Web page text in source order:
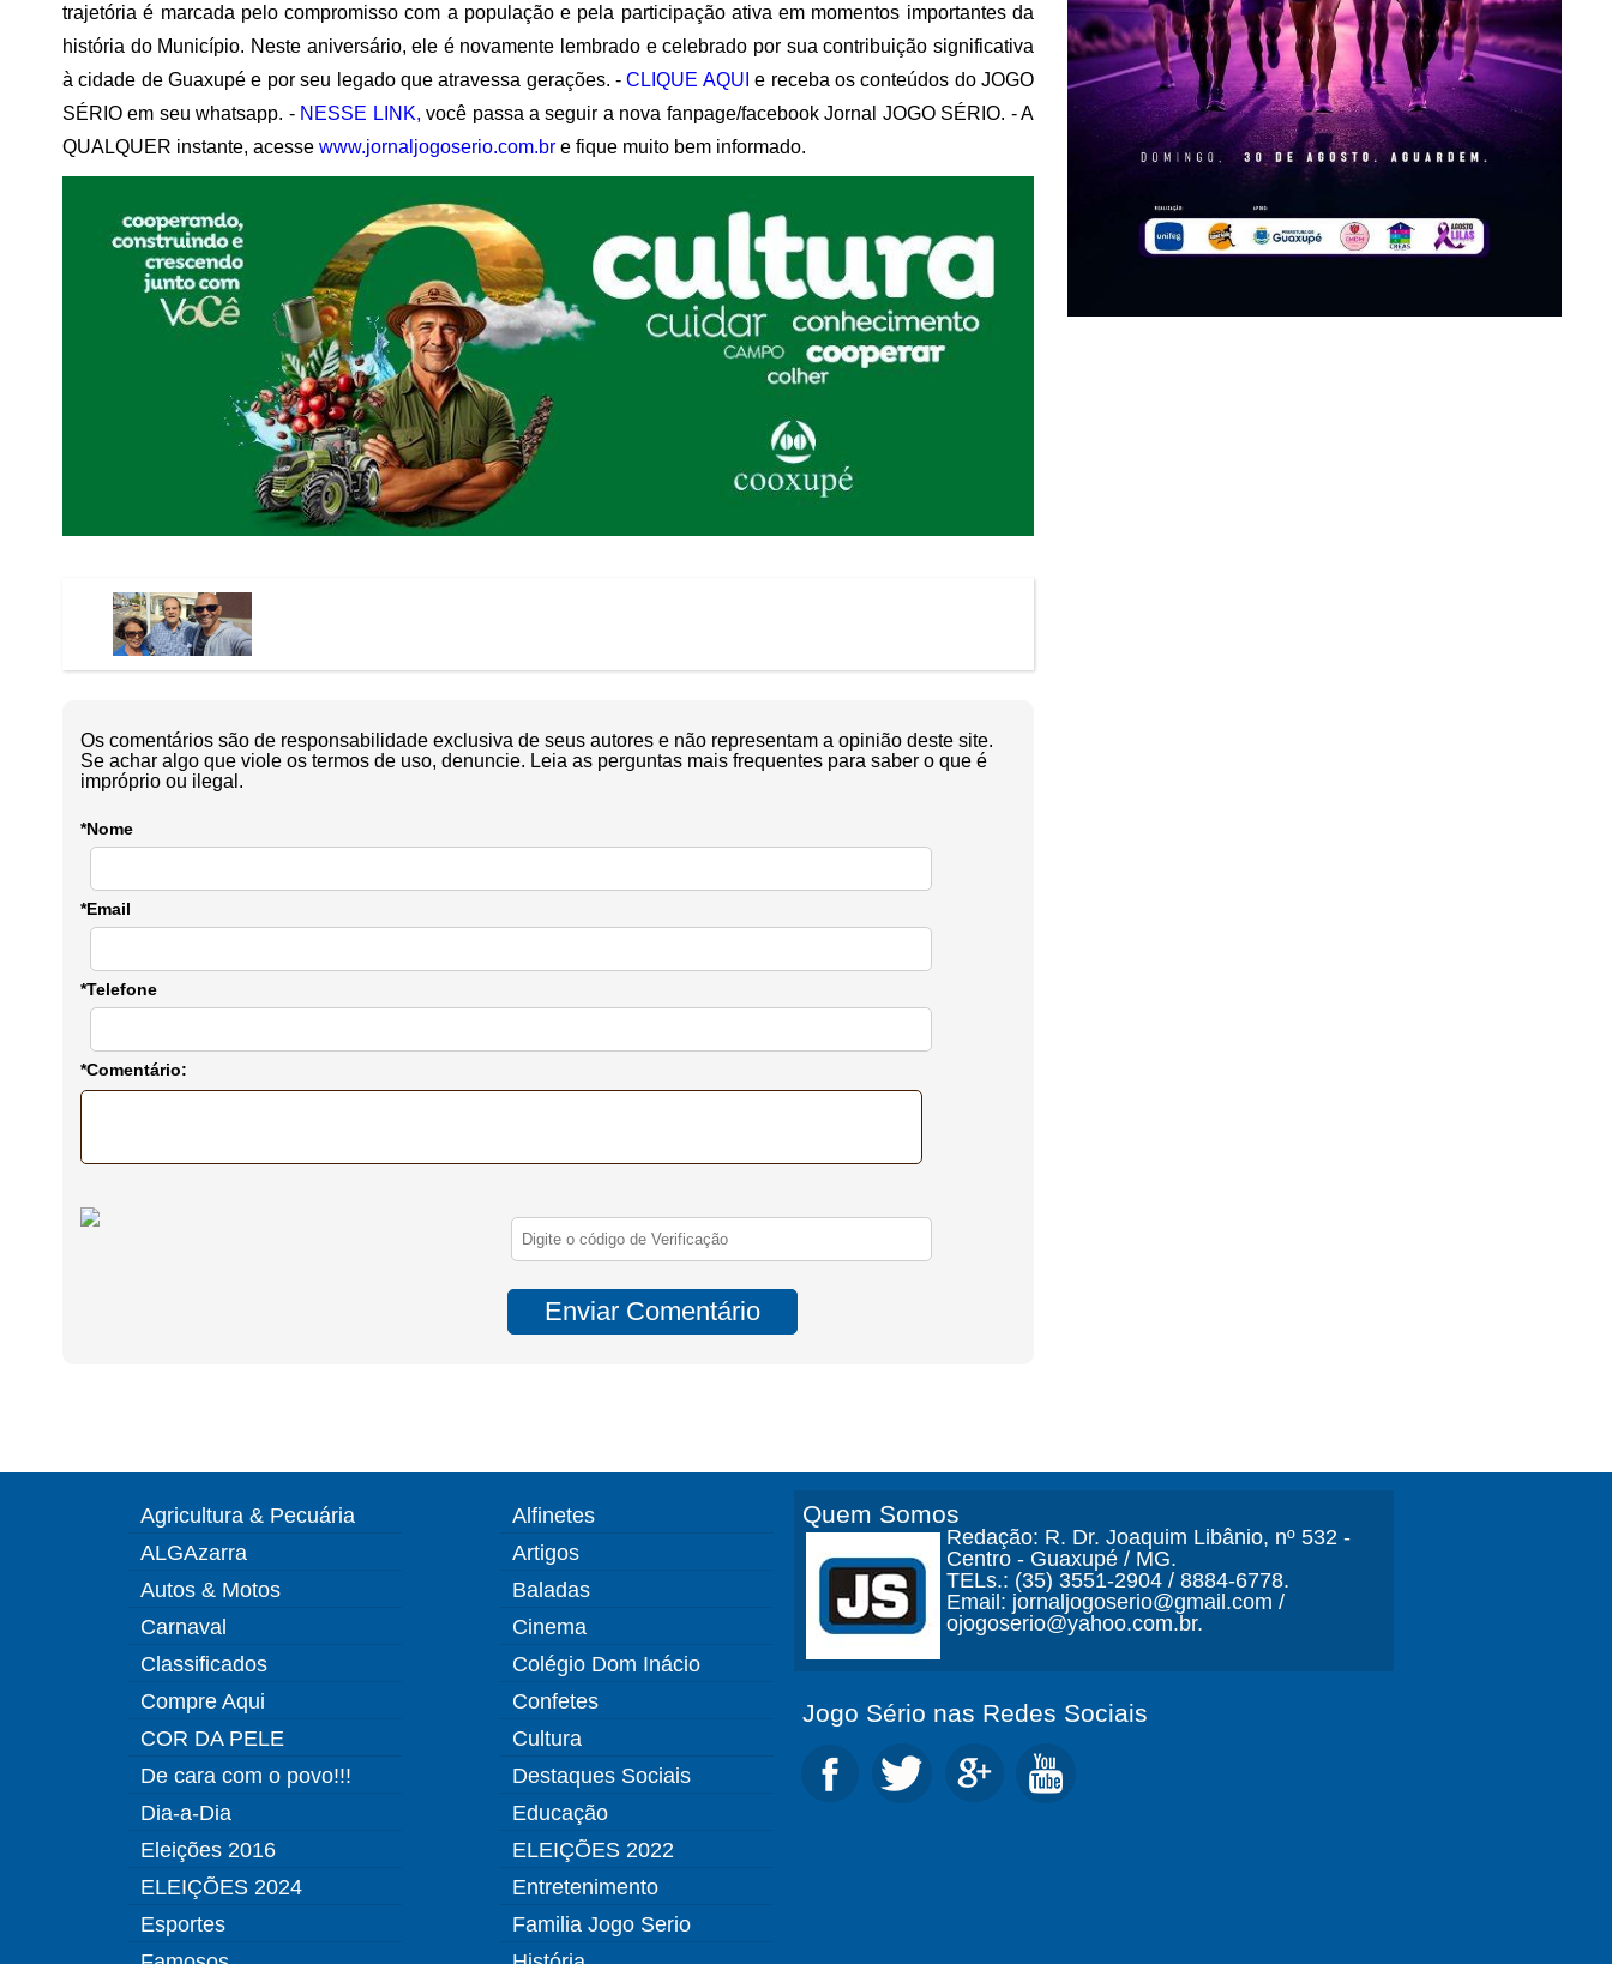
trajetória é marcada pelo compromisso com a população e pela participação ativa em momentos importantes da
história do Município. Neste aniversário, ele é novamente lembrado e celebrado por sua contribuição significativa
à cidade de Guaxupé e por seu legado que atravessa gerações. -CLIQUE AQUI e receba os conteúdos do JOGO
SÉRIO em seu whatsapp. - NESSE LINK, você passa a seguir a nova fanpage/facebook Jornal JOGO SÉRIO. - A
QUALQUER instante, acesse www.jornaljogoserio.com.br e fique muito bem informado.
Os comentários são de responsabilidade exclusiva de seus autores e não representam a opinião deste site.
Se achar algo que viole os termos de uso, denuncie. Leia as perguntas mais frequentes para saber o que é
impróprio ou ilegal.
*Nome
*Email
*Telefone
*Comentário:
Agricultura & Pecuária
ALGAzarra
Autos & Motos
Carnaval
Classificados
Compre Aqui
COR DA PELE
De cara com o povo!!!
Dia-a-Dia
Eleições 2016
ELEIÇÕES 2024
Esportes
Alfinetes
Artigos
Baladas
Cinema
Colégio Dom Inácio
Confetes
Cultura
Destaques Sociais
Educação
ELEIÇÕES 2022
Entretenimento
Familia Jogo Serio
Quem Somos
Redação: R. Dr. Joaquim Libânio, nº 532 -
Centro - Guaxupé / MG.
TELs.: (35) 3551-2904 / 8884-6778.
Email: jornaljogoserio@gmail.com /
ojogoserio@yahoo.com.br.
Jogo Sério nas Redes Sociais